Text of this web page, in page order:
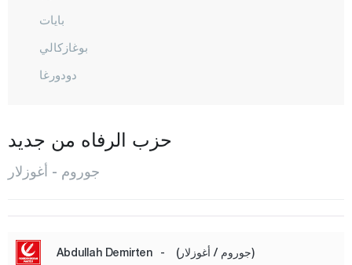
بايات
بوغازكالي
دودورغا
لاشين
المركز
حزب الرفاه من جديد
جوروم - أغوزلار
Abdullah Demirten - (جوروم / أغوزلار)